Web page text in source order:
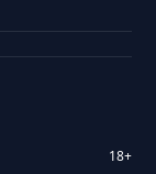
18+